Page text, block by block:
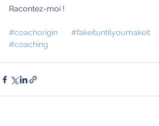
Racontez-moi !
#coachorigin
#fakeituntilyoumakeit
#coaching